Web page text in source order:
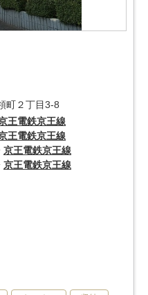
町２丁目3-8
王電鉄京王線
王電鉄京王線
京王電鉄京王線
京王電鉄京王線